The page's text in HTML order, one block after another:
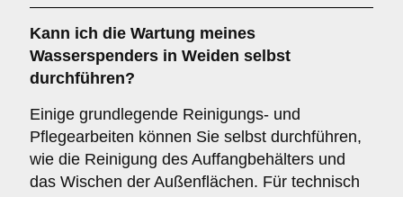
Kann ich die Wartung meines
Wasserspenders in Weiden selbst
durchführen?
Einige grundlegende Reinigungs- und
Pflegearbeiten können Sie selbst durchführen,
wie die Reinigung des Auffangbehälters und
das Wischen der Außenflächen. Für technisch